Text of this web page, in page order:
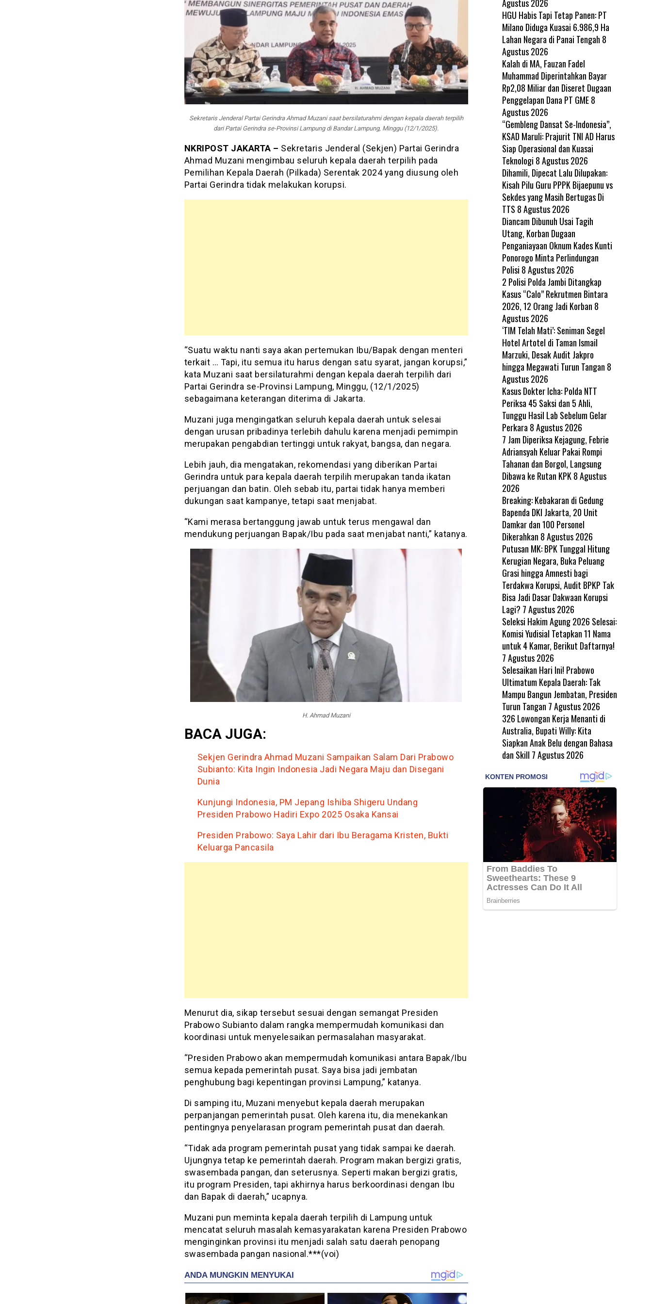
Sekretaris Jenderal Partai Gerindra Ahmad Muzani saat bersilaturahmi dengan kepala daerah terpilih
dari Partai Gerindra se-Provinsi Lampung di Bandar Lampung, Minggu (12/1/2025).
NKRIPOST JAKARTA – Sekretaris Jenderal (Sekjen) Partai Gerindra
Ahmad Muzani mengimbau seluruh kepala daerah terpilih pada
Pemilihan Kepala Daerah (Pilkada) Serentak 2024 yang diusung oleh
Partai Gerindra tidak melakukan korupsi.
“Suatu waktu nanti saya akan pertemukan Ibu/Bapak dengan menteri
terkait … Tapi, itu semua itu harus dengan satu syarat, jangan korupsi,”
kata Muzani saat bersilaturahmi dengan kepala daerah terpilih dari
Partai Gerindra se-Provinsi Lampung, Minggu, (12/1/2025)
sebagaimana keterangan diterima di Jakarta.
Muzani juga mengingatkan seluruh kepala daerah untuk selesai
dengan urusan pribadinya terlebih dahulu karena menjadi pemimpin
merupakan pengabdian tertinggi untuk rakyat, bangsa, dan negara.
Lebih jauh, dia mengatakan, rekomendasi yang diberikan Partai
Gerindra untuk para kepala daerah terpilih merupakan tanda ikatan
perjuangan dan batin. Oleh sebab itu, partai tidak hanya memberi
dukungan saat kampanye, tetapi saat menjabat.
“Kami merasa bertanggung jawab untuk terus mengawal dan
mendukung perjuangan Bapak/Ibu pada saat menjabat nanti,” katanya.
H. Ahmad Muzani
BACA JUGA:
Sekjen Gerindra Ahmad Muzani Sampaikan Salam Dari Prabowo
Subianto: Kita Ingin Indonesia Jadi Negara Maju dan Disegani
Dunia
Kunjungi Indonesia, PM Jepang Ishiba Shigeru Undang
Presiden Prabowo Hadiri Expo 2025 Osaka Kansai
Presiden Prabowo: Saya Lahir dari Ibu Beragama Kristen, Bukti
Keluarga Pancasila
Menurut dia, sikap tersebut sesuai dengan semangat Presiden
Prabowo Subianto dalam rangka mempermudah komunikasi dan
koordinasi untuk menyelesaikan permasalahan masyarakat.
“Presiden Prabowo akan mempermudah komunikasi antara Bapak/Ibu
semua kepada pemerintah pusat. Saya bisa jadi jembatan
penghubung bagi kepentingan provinsi Lampung,” katanya.
Di samping itu, Muzani menyebut kepala daerah merupakan
perpanjangan pemerintah pusat. Oleh karena itu, dia menekankan
pentingnya penyelarasan program pemerintah pusat dan daerah.
“Tidak ada program pemerintah pusat yang tidak sampai ke daerah.
Ujungnya tetap ke pemerintah daerah. Program makan bergizi gratis,
swasembada pangan, dan seterusnya. Seperti makan bergizi gratis,
itu program Presiden, tapi akhirnya harus berkoordinasi dengan Ibu
dan Bapak di daerah,” ucapnya.
Muzani pun meminta kepala daerah terpilih di Lampung untuk
mencatat seluruh masalah kemasyarakatan karena Presiden Prabowo
menginginkan provinsi itu menjadi salah satu daerah penopang
swasembada pangan nasional.***(voi)
Agustus 2026
HGU Habis Tapi Tetap Panen: PT
Milano Diduga Kuasai 6.986,9 Ha
Lahan Negara di Panai Tengah 8
Agustus 2026
Kalah di MA, Fauzan Fadel
Muhammad Diperintahkan Bayar
Rp2,08 Miliar dan Diseret Dugaan
Penggelapan Dana PT GME 8
Agustus 2026
“Gembleng Dansat Se-Indonesia”,
KSAD Maruli: Prajurit TNI AD Harus
Siap Operasional dan Kuasai
Teknologi 8 Agustus 2026
Dihamili, Dipecat Lalu Dilupakan:
Kisah Pilu Guru PPPK Bijaepunu vs
Sekdes yang Masih Bertugas Di
TTS 8 Agustus 2026
Diancam Dibunuh Usai Tagih
Utang, Korban Dugaan
Penganiayaan Oknum Kades Kunti
Ponorogo Minta Perlindungan
Polisi 8 Agustus 2026
2 Polisi Polda Jambi Ditangkap
Kasus “Calo” Rekrutmen Bintara
2026, 12 Orang Jadi Korban 8
Agustus 2026
‘TIM Telah Mati’: Seniman Segel
Hotel Artotel di Taman Ismail
Marzuki, Desak Audit Jakpro
hingga Megawati Turun Tangan 8
Agustus 2026
Kasus Dokter Icha: Polda NTT
Periksa 45 Saksi dan 5 Ahli,
Tunggu Hasil Lab Sebelum Gelar
Perkara 8 Agustus 2026
7 Jam Diperiksa Kejagung, Febrie
Adriansyah Keluar Pakai Rompi
Tahanan dan Borgol, Langsung
Dibawa ke Rutan KPK 8 Agustus
2026
Breaking: Kebakaran di Gedung
Bapenda DKI Jakarta, 20 Unit
Damkar dan 100 Personel
Dikerahkan 8 Agustus 2026
Putusan MK: BPK Tunggal Hitung
Kerugian Negara, Buka Peluang
Grasi hingga Amnesti bagi
Terdakwa Korupsi, Audit BPKP Tak
Bisa Jadi Dasar Dakwaan Korupsi
Lagi? 7 Agustus 2026
Seleksi Hakim Agung 2026 Selesai:
Komisi Yudisial Tetapkan 11 Nama
untuk 4 Kamar, Berikut Daftarnya!
7 Agustus 2026
Selesaikan Hari Ini! Prabowo
Ultimatum Kepala Daerah: Tak
Mampu Bangun Jembatan, Presiden
Turun Tangan 7 Agustus 2026
326 Lowongan Kerja Menanti di
Australia, Bupati Willy: Kita
Siapkan Anak Belu dengan Bahasa
dan Skill 7 Agustus 2026